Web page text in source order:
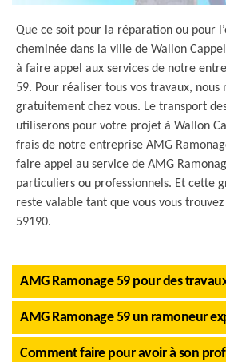
Que ce soit pour la réparation ou pour
cheminée dans la ville de Wallon
à faire appel aux services de notre
59. Pour réaliser tous vos travaux, nous
gratuitement chez vous. Le transport
utiliserons pour votre projet à Wallon
frais de notre entreprise AMG
faire appel au service de AMG
particuliers ou professionnels. Et cette
reste valable tant que vous vous trouvez
59190.
AMG Ramonage 59 pour des
AMG Ramonage 59 un ramoneur
Comment faire pour avoir à son